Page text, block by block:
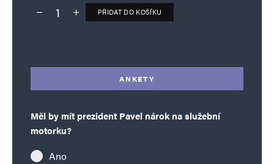
Deník TO – verze bez reklam množství
PŘIDAT DO KOŠÍKU
ANKETY
Měl by mít prezident Pavel nárok na služební
motorku?
Ano